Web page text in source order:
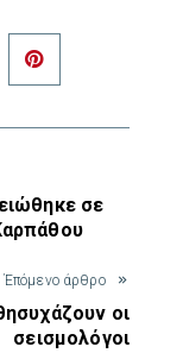
LinkedIn
σε
Έπόμενο άρθρο
οι
σεισμολόγοι